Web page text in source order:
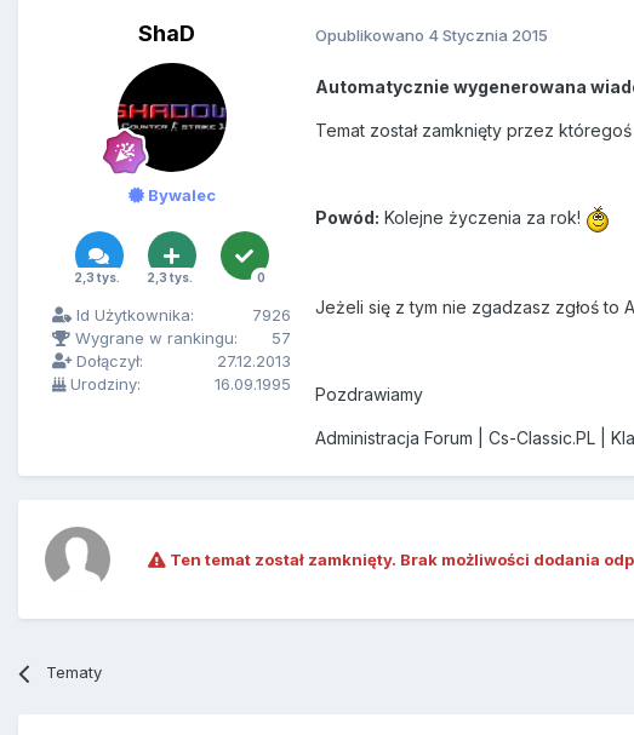
ShaD
Bywalec
2,3 tys. 2,3 tys. 0
Id Użytkownika:
7926
Wygrane w rankingu:
57
Dołączył:
27.12.2013
Urodziny:
16.09.1995
Opublikowano 4 Stycznia 2015
Automatycznie wygenerowana
Temat został zamknięty przez
Powód: Kolejne życzenia za rok!
Jeżeli się z tym nie zgadzasz zgłoś to
Pozdrawiamy
Administracja Forum | Cs-Classic.PL |
Ten temat został zamknięty. Brak możliwości dodania
Tematy